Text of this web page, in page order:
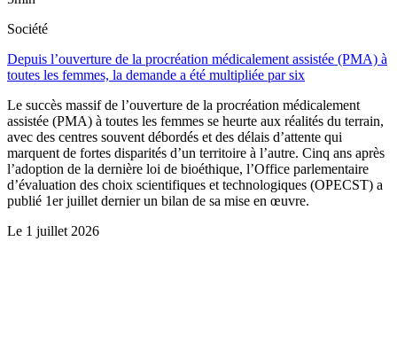
Société
Depuis l’ouverture de la procréation médicalement assistée (PMA) à
toutes les femmes, la demande a été multipliée par six
Le succès massif de l’ouverture de la procréation médicalement
assistée (PMA) à toutes les femmes se heurte aux réalités du terrain,
avec des centres souvent débordés et des délais d’attente qui
marquent de fortes disparités d’un territoire à l’autre. Cinq ans après
l’adoption de la dernière loi de bioéthique, l’Office parlementaire
d’évaluation des choix scientifiques et technologiques (OPECST) a
publié 1er juillet dernier un bilan de sa mise en œuvre.
Le 1 juillet 2026